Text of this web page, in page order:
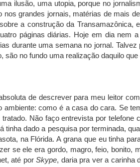
ilusão, uma utopia, porque no
grandes jornais, matérias de mais
a construção da
páginas diárias. Hoje em dia nem
durante uma semana no jornal.
no fundo uma realização daquilo
de descrever para meu leitor
como é a casa do cara. Se
Não faço entrevista por telefone
dado a pesquisa por terminada,
na Flórida. A grana que eu tinha
se ele era gordo, magro, feio, bonito,
até porSkype, daria pra ver a carinha